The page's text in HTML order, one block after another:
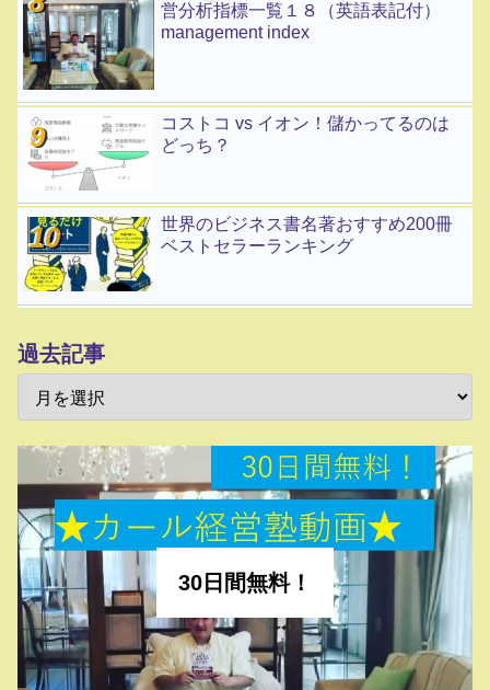
営分析指標一覧１８（英語表記付）
management index
コストコ vs イオン！儲かってるのは
どっち？
世界のビジネス書名著おすすめ200冊
ベストセラーランキング
過去記事
30日間無料！